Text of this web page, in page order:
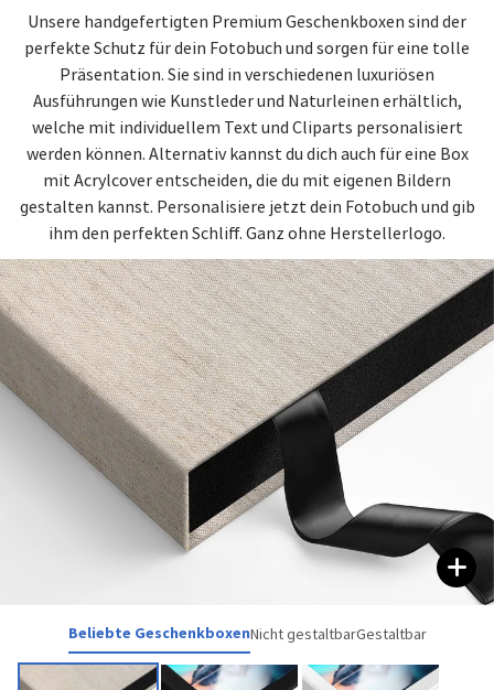
Unsere handgefertigten Premium Geschenkboxen sind der
perfekte Schutz für dein Fotobuch und sorgen für eine tolle
Präsentation. Sie sind in verschiedenen luxuriösen
Ausführungen wie Kunstleder und Naturleinen erhältlich,
welche mit individuellem Text und Cliparts personalisiert
werden können. Alternativ kannst du dich auch für eine Box
mit Acrylcover entscheiden, die du mit eigenen Bildern
gestalten kannst. Personalisiere jetzt dein Fotobuch und gib
ihm den perfekten Schliff. Ganz ohne Herstellerlogo.
Beliebte GeschenkboxenNicht gestaltbarGestaltbar